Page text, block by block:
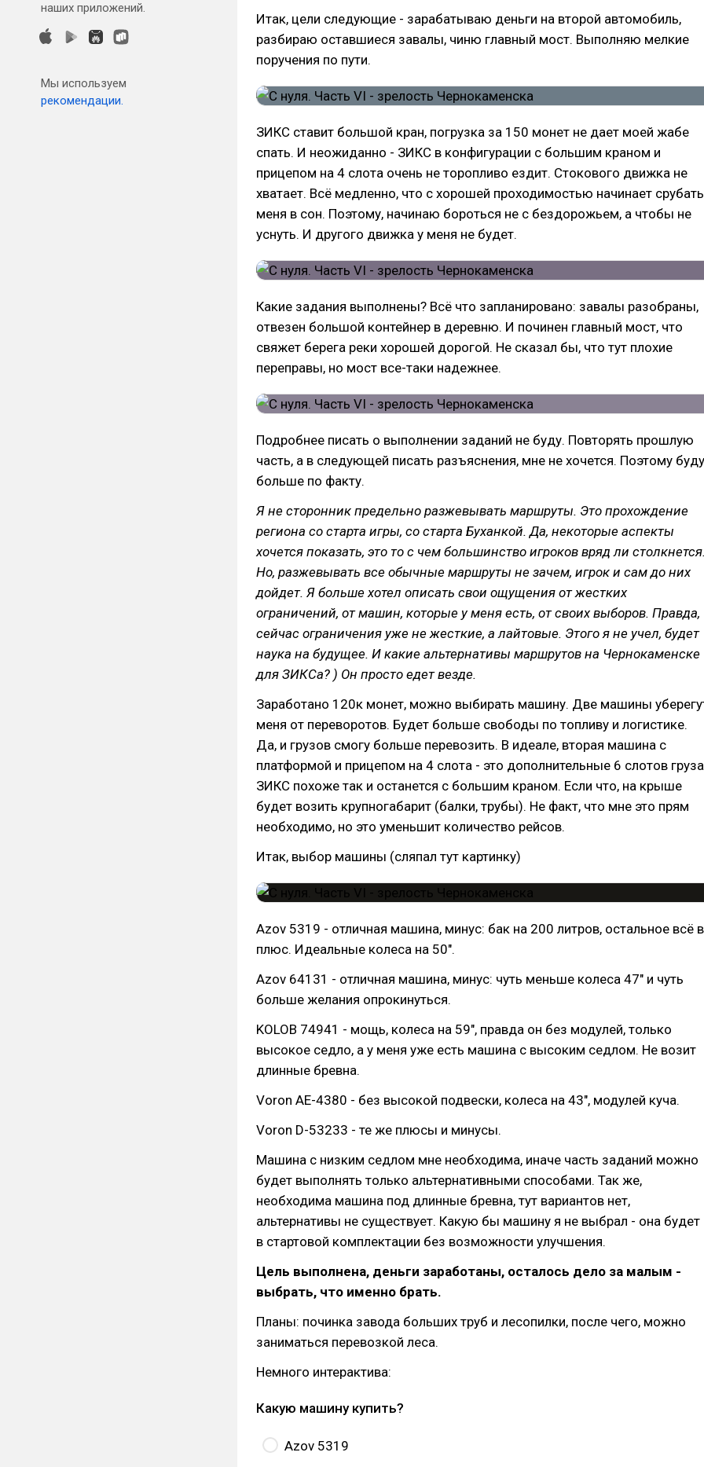
наших приложений.
Мы используем
рекомендации.
Итак, цели следующие - зарабатываю деньги на второй автомобиль,
разбираю оставшиеся завалы, чиню главный мост. Выполняю мелкие
поручения по пути.
ЗИКС ставит большой кран, погрузка за 150 монет не дает моей жабе
спать. И неожиданно - ЗИКС в конфигурации с большим краном и
прицепом на 4 слота очень не торопливо ездит. Стокового движка не
хватает. Всё медленно, что с хорошей проходимостью начинает срубать
меня в сон. Поэтому, начинаю бороться не с бездорожьем, а чтобы не
уснуть. И другого движка у меня не будет.
Какие задания выполнены? Всё что запланировано: завалы разобраны,
отвезен большой контейнер в деревню. И починен главный мост, что
свяжет берега реки хорошей дорогой. Не сказал бы, что тут плохие
переправы, но мост все-таки надежнее.
Подробнее писать о выполнении заданий не буду. Повторять прошлую
часть, а в следующей писать разъяснения, мне не хочется. Поэтому буду
больше по факту.
Я не сторонник предельно разжевывать маршруты. Это прохождение
региона со старта игры, со старта Буханкой. Да, некоторые аспекты
хочется показать, это то с чем большинство игроков вряд ли
Но, разжевывать все обычные маршруты не зачем, игрок и сам до них
дойдет. Я больше хотел описать свои ощущения от жестких
ограничений, от машин, которые у меня есть, от своих выборов. Правда,
сейчас ограничения уже не жесткие, а лайтовые. Этого я не учел, будет
наука на будущее. И какие альтернативы маршрутов на Чернокаменске
для ЗИКСа? ) Он просто едет везде.
Заработано 120к монет, можно выбирать машину. Две машины
меня от переворотов. Будет больше свободы по топливу и логистике.
Да, и грузов смогу больше перевозить. В идеале, вторая машина с
платформой и прицепом на 4 слота - это дополнительные 6 слотов
ЗИКС похоже так и останется с большим краном. Если что, на крыше
будет возить крупногабарит (балки, трубы). Не факт, что мне это прям
необходимо, но это уменьшит количество рейсов.
Итак, выбор машины (сляпал тут картинку)
Azov 5319 - отличная машина, минус: бак на 200 литров, остальное всё в
плюс. Идеальные колеса на 50".
Azov 64131 - отличная машина, минус: чуть меньше колеса 47" и чуть
больше желания опрокинуться.
KOLOB 74941 - мощь, колеса на 59", правда он без модулей, только
высокое седло, а у меня уже есть машина с высоким седлом. Не возит
длинные бревна.
Voron AE-4380 - без высокой подвески, колеса на 43", модулей куча.
Voron D-53233 - те же плюсы и минусы.
Машина с низким седлом мне необходима, иначе часть заданий можно
будет выполнять только альтернативными способами. Так же,
необходима машина под длинные бревна, тут вариантов нет,
альтернативы не существует. Какую бы машину я не выбрал - она будет
в стартовой комплектации без возможности улучшения.
Цель выполнена, деньги заработаны, осталось дело за малым -
выбрать, что именно брать.
Планы: починка завода больших труб и лесопилки, после чего, можно
заниматься перевозкой леса.
Немного интерактива:
Какую машину купить?
Azov 5319